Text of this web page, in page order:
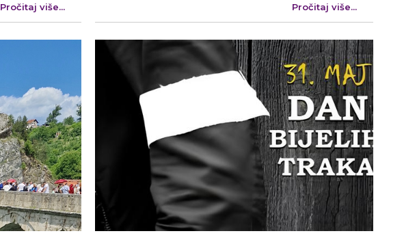
Pročitaj više... Pročitaj više...